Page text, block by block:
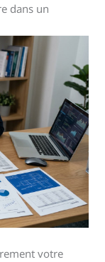
dans un
votre